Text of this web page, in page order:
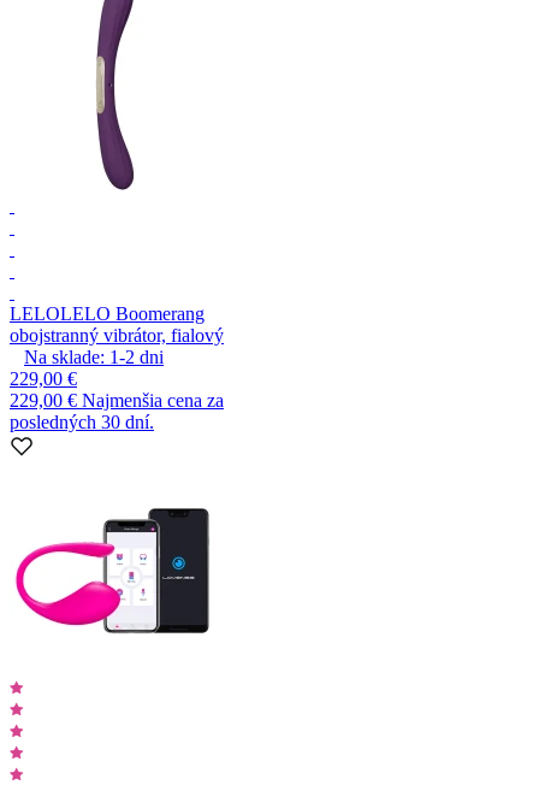
LELOLELO Boomerang
obojstranný vibrátor, fialový
Na sklade: 1-2 dni
229,00 €
229,00 € Najmenšia cena za
posledných 30 dní.